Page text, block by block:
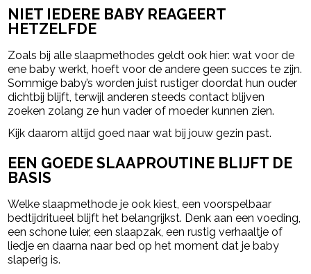
NIET IEDERE BABY REAGEERT
HETZELFDE
Zoals bij alle slaapmethodes geldt ook hier: wat voor de
ene baby werkt, hoeft voor de andere geen succes te zijn.
Sommige baby’s worden juist rustiger doordat hun ouder
dichtbij blijft, terwijl anderen steeds contact blijven
zoeken zolang ze hun vader of moeder kunnen zien.
Kijk daarom altijd goed naar wat bij jouw gezin past.
EEN GOEDE SLAAPROUTINE BLIJFT DE
BASIS
Welke slaapmethode je ook kiest, een voorspelbaar
bedtijdritueel blijft het belangrijkst. Denk aan een voeding,
een schone luier, een slaapzak, een rustig verhaaltje of
liedje en daarna naar bed op het moment dat je baby
slaperig is.